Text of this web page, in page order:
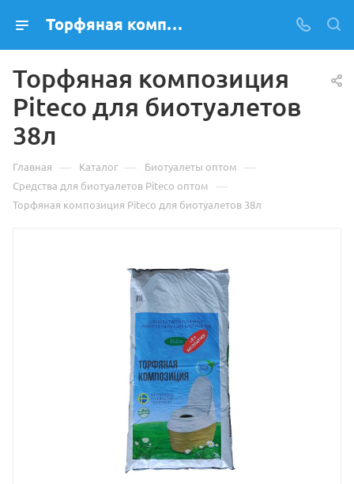
Торфяная композиция Piteco для биотуалетов 38л купить оптом по выгодной цене в Лекс-С
Торфяная композиция
Piteco для биотуалетов
38л
Главная — Каталог — Биотуалеты оптом —
Средства для биотуалетов Piteco оптом —
Торфяная композиция Piteco для биотуалетов 38л